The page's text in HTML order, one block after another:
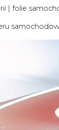
| folie